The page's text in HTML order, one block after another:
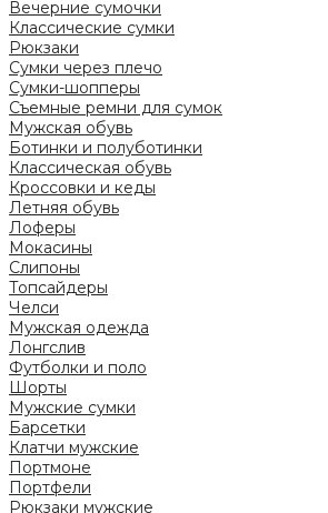
Вечерние сумочки
Классические сумки
Рюкзаки
Сумки через плечо
Сумки-шопперы
Съемные ремни для сумок
Мужская обувь
Ботинки и полуботинки
Классическая обувь
Кроссовки и кеды
Летняя обувь
Лоферы
Мокасины
Слипоны
Топсайдеры
Челси
Мужская одежда
Лонгслив
Футболки и поло
Шорты
Мужские сумки
Барсетки
Клатчи мужские
Портмоне
Портфели
Рюкзаки мужские